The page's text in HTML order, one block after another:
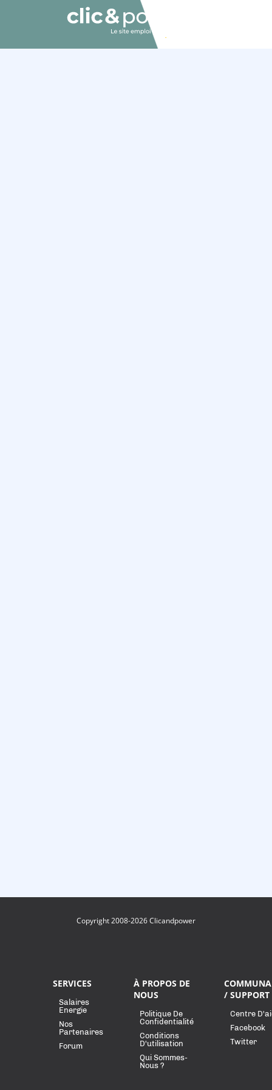
Copyright 2008-2026 Clicandpower
SERVICES
Salaires
Energie
Nos
Partenaires
Forum
À PROPOS DE
NOUS
Politique De
Confidentialité
Conditions
D'utilisation
Qui Sommes-
Nous ?
/ SUPPORT
Centre
Facebook
Twitter